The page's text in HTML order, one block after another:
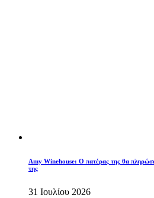
Amy Winehouse: Ο πατέρας της θα
της
31 Ιουλίου 2026